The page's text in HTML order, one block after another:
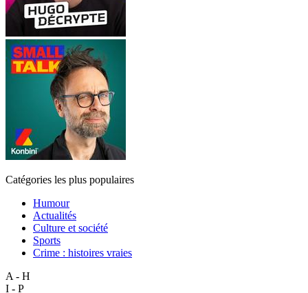
Catégories les plus populaires
Humour
Actualités
Culture et société
Sports
Crime : histoires vraies
A - H
I - P